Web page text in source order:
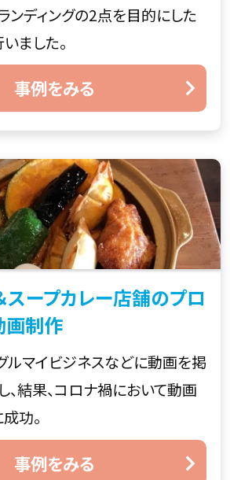
ンディングの2点を目的にした
ました。
事例をみる
スープカレー店舗のプロ
画制作
ルマイビジネスなどに動画を掲
、結果、コロナ禍において動画
功。
事例をみる